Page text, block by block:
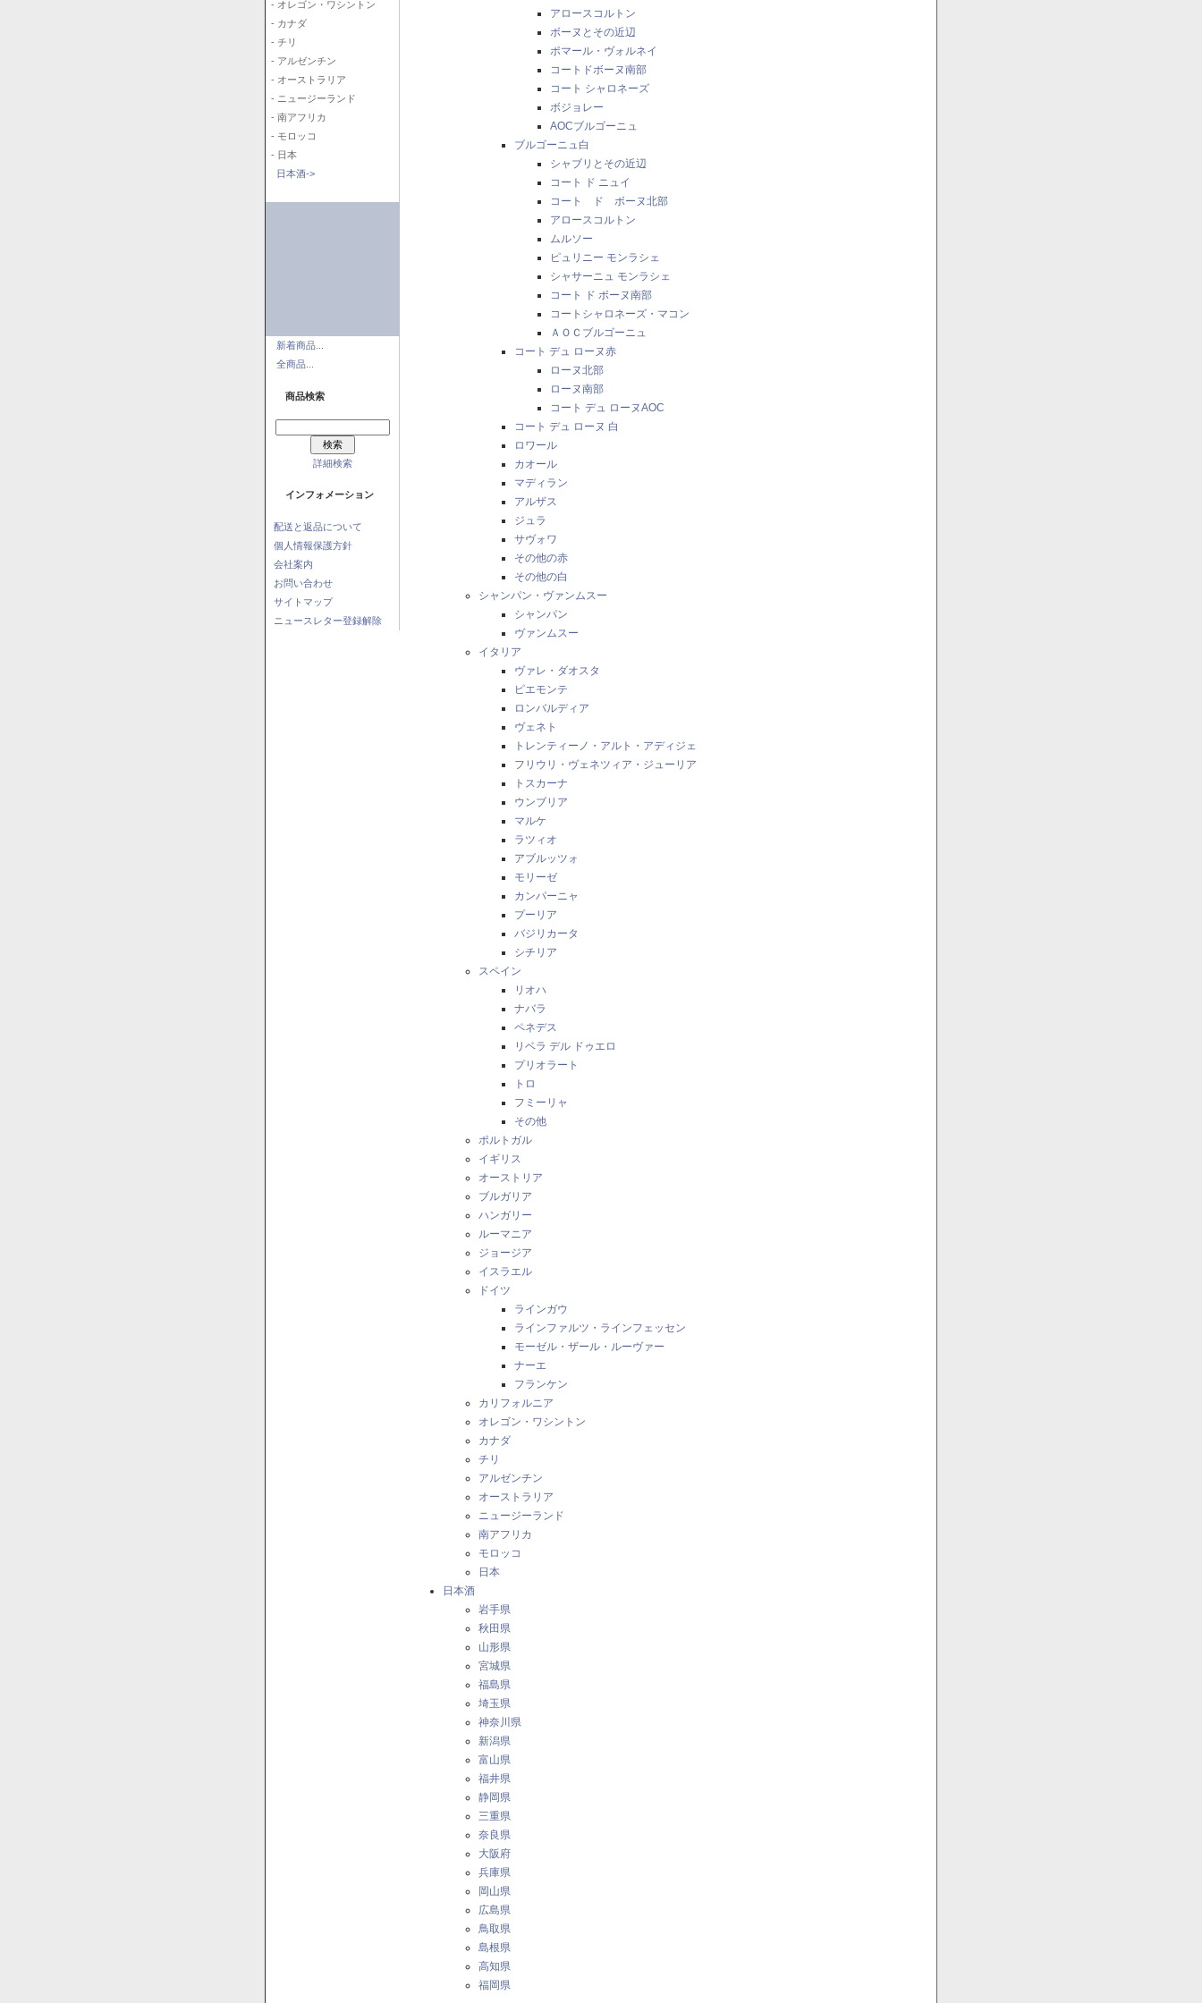
- オレゴン・ワシントン
- カナダ
- チリ
- アルゼンチン
- オーストラリア
- ニュージーランド
- 南アフリカ
- モロッコ
- 日本
日本酒->
新着商品...
全商品...
商品検索
詳細検索
インフォメーション
配送と返品について
個人情報保護方針
会社案内
お問い合わせ
サイトマップ
ニュースレター登録解除
アロースコルトン
ボーヌとその近辺
ポマール・ヴォルネイ
コートドボーヌ南部
コート シャロネーズ
ボジョレー
AOCブルゴーニュ
ブルゴーニュ白
シャブリとその近辺
コート ド ニュイ
コート ド ボーヌ北部
アロースコルトン
ムルソー
ピュリニー モンラシェ
シャサーニュ モンラシェ
コート ド ボーヌ南部
コートシャロネーズ・マコン
ＡＯＣブルゴーニュ
コート デュ ローヌ赤
ローヌ北部
ローヌ南部
コート デュ ローヌAOC
コート デュ ローヌ 白
ロワール
カオール
マディラン
アルザス
ジュラ
サヴォワ
その他の赤
その他の白
シャンパン・ヴァンムスー
シャンパン
ヴァンムスー
イタリア
ヴァレ・ダオスタ
ピエモンテ
ロンバルディア
ヴェネト
トレンティーノ・アルト・アディジェ
フリウリ・ヴェネツィア・ジューリア
トスカーナ
ウンブリア
マルケ
ラツィオ
アブルッツォ
モリーゼ
カンパーニャ
プーリア
バジリカータ
シチリア
スペイン
リオハ
ナバラ
ペネデス
リベラ デル ドゥエロ
プリオラート
トロ
フミーリャ
その他
ポルトガル
イギリス
オーストリア
ブルガリア
ハンガリー
ルーマニア
ジョージア
イスラエル
ドイツ
ラインガウ
ラインファルツ・ラインフェッセン
モーゼル・ザール・ルーヴァー
ナーエ
フランケン
カリフォルニア
オレゴン・ワシントン
カナダ
チリ
アルゼンチン
オーストラリア
ニュージーランド
南アフリカ
モロッコ
日本
日本酒
岩手県
秋田県
山形県
宮城県
福島県
埼玉県
神奈川県
新潟県
富山県
福井県
静岡県
三重県
奈良県
大阪府
兵庫県
岡山県
広島県
鳥取県
島根県
高知県
福岡県